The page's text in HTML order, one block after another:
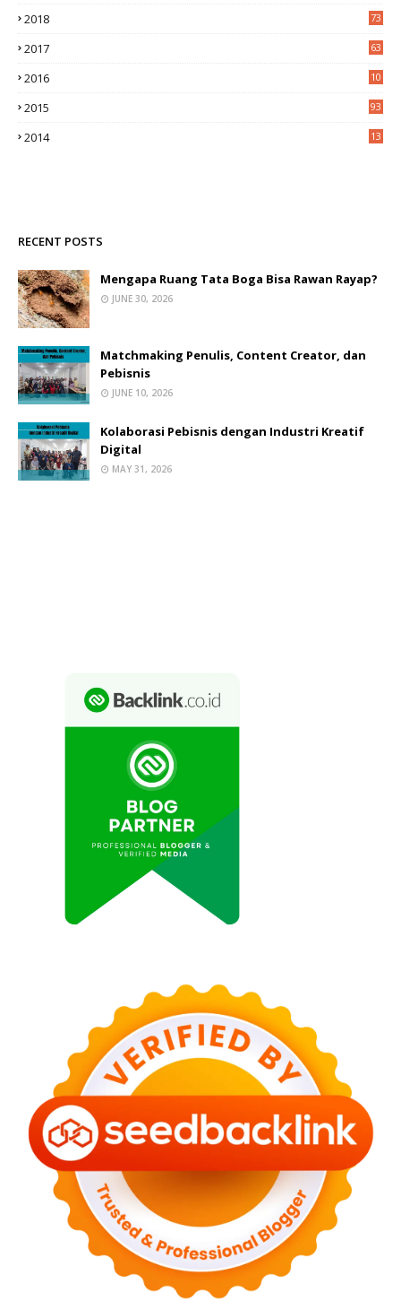
2018 73
2017 63
2016
10
2015 93
2014
13
RECENT POSTS
Mengapa Ruang Tata Boga Bisa Rawan Rayap?
JUNE 30, 2026
Matchmaking Penulis, Content Creator, dan
Pebisnis
JUNE 10, 2026
Kolaborasi Pebisnis dengan Industri Kreatif
Digital
MAY 31, 2026